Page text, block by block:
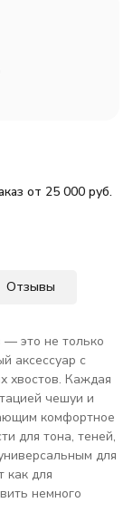
от 25 000 руб.
Отзывы
— это не только
аксессуар с
хвостов. Каждая
чешуи и
комфортное
для тона, теней,
для
как для
немного